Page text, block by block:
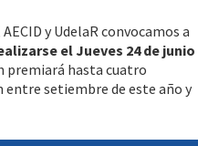
y UdelaR convocamos a
el Jueves 24 de junio
premiará hasta cuatro
entre setiembre de este año y